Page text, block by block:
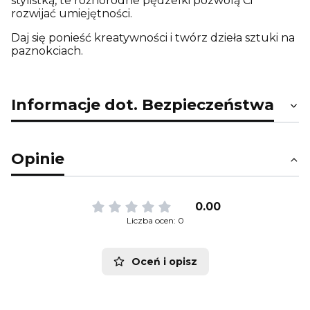
rozwijać umiejętności.
Daj się ponieść kreatywności i twórz dzieła sztuki na
paznokciach.
Informacje dot. Bezpieczeństwa
Opinie
0.00
Liczba ocen: 0
Oceń i opisz